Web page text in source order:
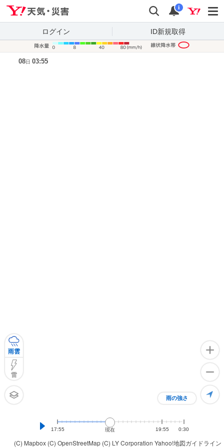
検索 通知
i
ログイン ID新規取得
(C) Mapbox (C) OpenStreetMap (C) LY Corporation Yahoo!地図ガイドライン
雨の強さ
雨雲
雷
17:55 現在 19:55 0:30
08日 03:55